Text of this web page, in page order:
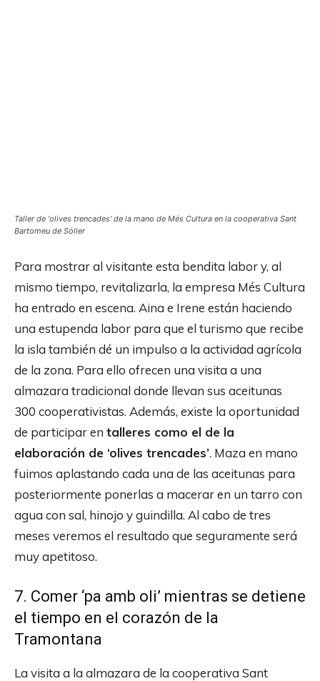
Taller de ‘olives trencades’ de la mano de Més Cultura en la cooperativa Sant
Bartomeu de Sóller
Para mostrar al visitante esta bendita labor y, al
mismo tiempo, revitalizarla, la empresa Més Cultura
ha entrado en escena. Aina e Irene están haciendo
una estupenda labor para que el turismo que recibe
la isla también dé un impulso a la actividad agrícola
de la zona. Para ello ofrecen una visita a una
almazara tradicional donde llevan sus aceitunas
300 cooperativistas. Además, existe la oportunidad
de participar en talleres como el de la
elaboración de ‘olives trencades’. Maza en mano
fuimos aplastando cada una de las aceitunas para
posteriormente ponerlas a macerar en un tarro con
agua con sal, hinojo y guindilla. Al cabo de tres
meses veremos el resultado que seguramente será
muy apetitoso.
7. Comer ‘pa amb oli’ mientras se detiene
el tiempo en el corazón de la
Tramontana
La visita a la almazara de la cooperativa Sant